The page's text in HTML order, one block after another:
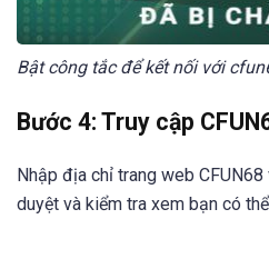
Bật công tắc để kết nối với
Bước 4: Truy cập
Nhập địa chỉ trang web
duyệt và kiểm tra xem bạn có